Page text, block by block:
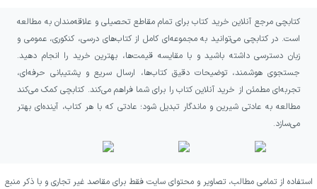
کتابچی مرجع آنلاین خرید کتاب برای تمام مقاطع تحصیلی و علاقه‌مندان به مطالعه
است. در کتابچی می‌توانید به مجموعه‌ای کامل از کتاب‌های درسی، کنکوری، عمومی و
زبان دسترسی داشته باشید و با مقایسه قیمت‌ها، بهترین خرید را انجام دهید.
جستجوی هوشمند، توضیحات دقیق کتاب‌ها، ارسال سریع و پشتیبانی حرفه‌ای،
تجربه‌ای مطمئن از خرید آنلاین کتاب را برای شما فراهم می‌کند. کتابچی کمک می‌کند
مطالعه به عادتی شیرین و ماندگار تبدیل شود؛ عادتی که با هر کتاب، آینده‌ای بهتر
می‌سازد.
استفاده از تمامی مطالب، تصاویر و محتوای سایت فقط برای مقاصد غیر تجاری و با ذکر منبع